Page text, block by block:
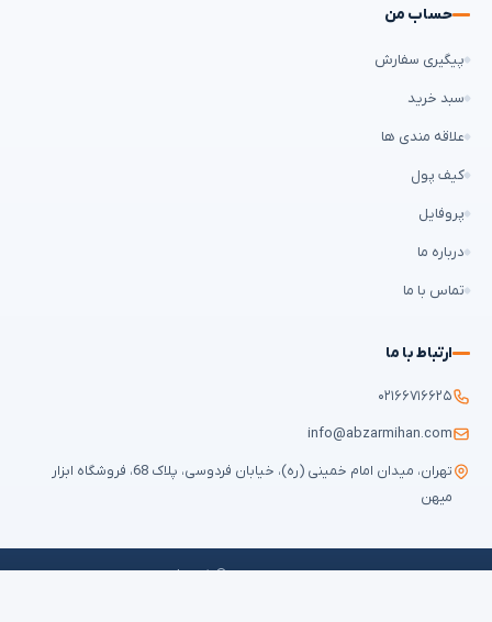
حساب من
پیگیری سفارش
سبد خرید
علاقه مندی ها
کیف پول
پروفایل
درباره ما
تماس با ما
ارتباط با ما
۰۲۱۶۶۷۱۶۶۲۵
info@abzarmihan.com
تهران، میدان امام خمینی (ره)، خیابان فردوسی، پلاک 68، فروشگاه ابزار
میهن
تمامی حقوق برایابزار میهنمحفوظ است © ۲۰۲۶ | طراحی سایت و سئو:
ایران